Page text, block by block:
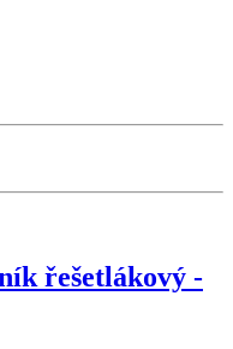
řešetlákový -